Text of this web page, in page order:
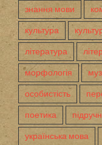
знання мови
культура
література
морфологія
особистість
поетика
українська мова